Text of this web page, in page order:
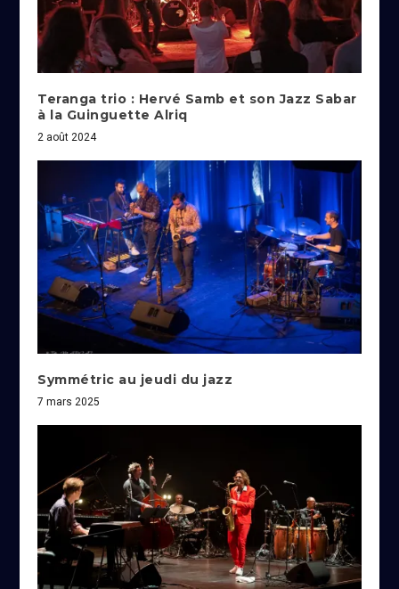
Teranga trio : Hervé Samb et son Jazz Sabar
à la Guinguette Alriq
2 août 2024
Symmétric au jeudi du jazz
7 mars 2025